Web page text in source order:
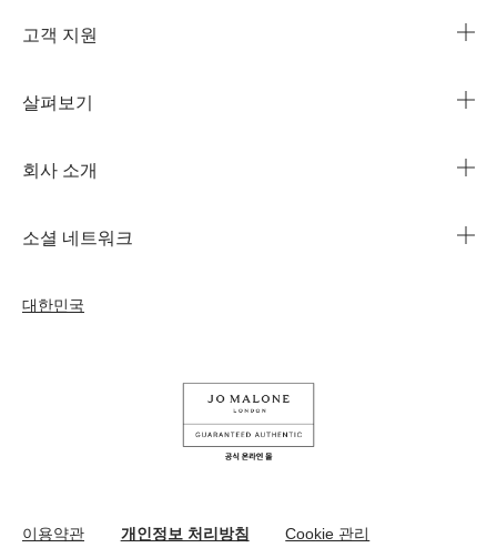
고객 지원
1644-3753
살펴보기
친절함의 문화
회사 소개
소셜 네트워크
대한민국
이용약관 개인정보 처리방침 Cookie 관리